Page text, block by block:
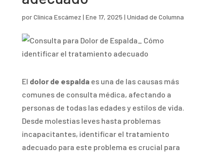
porClínica Escámez | Ene 17, 2025 | Unidad de Columna
El dolor de espaldaes una de las causas más
comunes de consulta médica, afectando a
personas de todas las edades y estilos de vida.
Desde molestias leves hasta problemas
incapacitantes, identificar el tratamiento
adecuado para este problema es crucial para